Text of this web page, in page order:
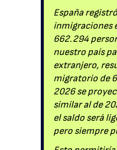
España
inmigraciones
662.294
nuestro país
extranjero,
migratorio de
2026 se
similar al de
el saldo será
pero siempre